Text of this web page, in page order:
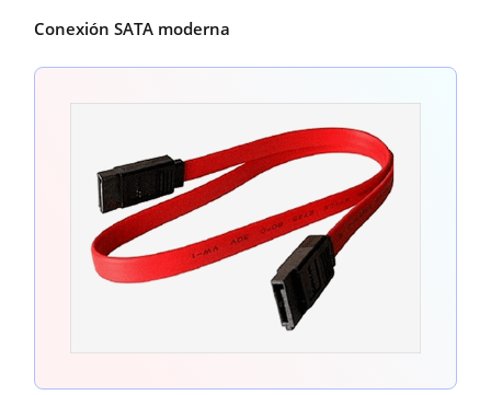
Conexión SATA moderna